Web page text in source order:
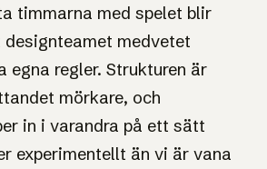
timmarna med spelet blir
medvetet
egna regler. Strukturen är
mörkare, och
in i varandra på ett sätt
experimentellt än vi är vana